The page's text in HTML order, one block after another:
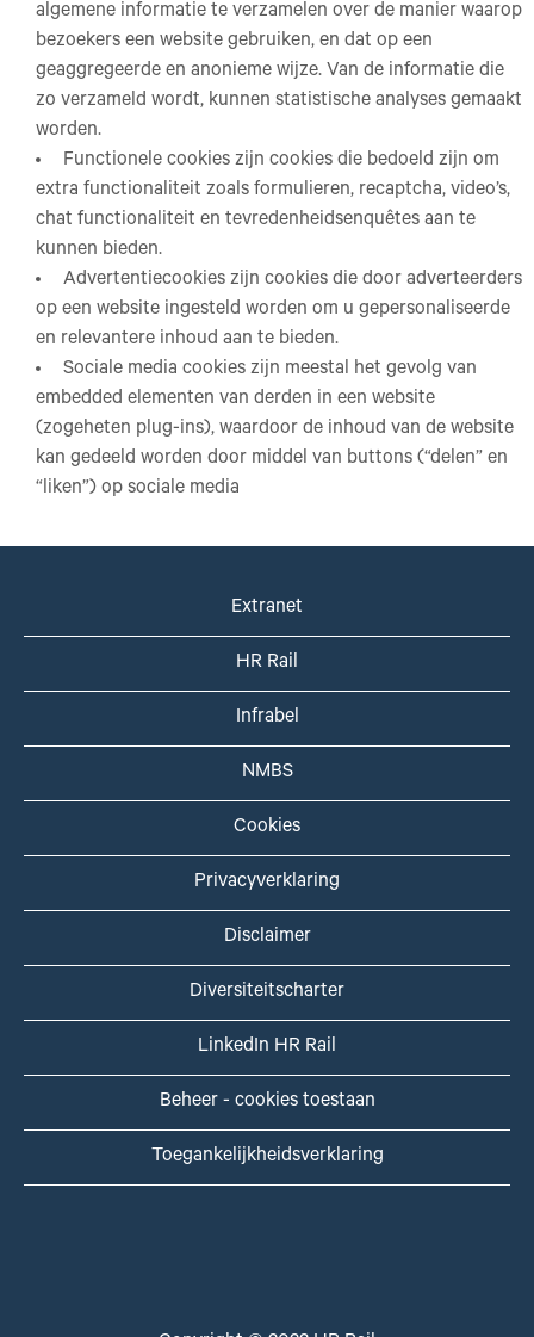
algemene informatie te verzamelen over de manier waarop
bezoekers een website gebruiken, en dat op een
geaggregeerde en anonieme wijze. Van de informatie die
zo verzameld wordt, kunnen statistische analyses gemaakt
worden.
Functionele cookies zijn cookies die bedoeld zijn om
extra functionaliteit zoals formulieren, recaptcha, video’s,
chat functionaliteit en tevredenheidsenquêtes aan te
kunnen bieden.
Advertentiecookies zijn cookies die door adverteerders
op een website ingesteld worden om u gepersonaliseerde
en relevantere inhoud aan te bieden.
Sociale media cookies zijn meestal het gevolg van
embedded elementen van derden in een website
(zogeheten plug-ins), waardoor de inhoud van de website
kan gedeeld worden door middel van buttons (“delen” en
“liken”) op sociale media
Extranet
HR Rail
Infrabel
NMBS
Cookies
Privacyverklaring
Disclaimer
Diversiteitscharter
LinkedIn HR Rail
Beheer - cookies toestaan
Toegankelijkheidsverklaring